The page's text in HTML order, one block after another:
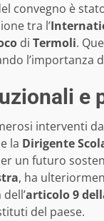
convegno è
tra l’
di Termoli.
l’importanza
e
interventi
la Dirigente
un futuro
, ha
articolo 9
del paese.